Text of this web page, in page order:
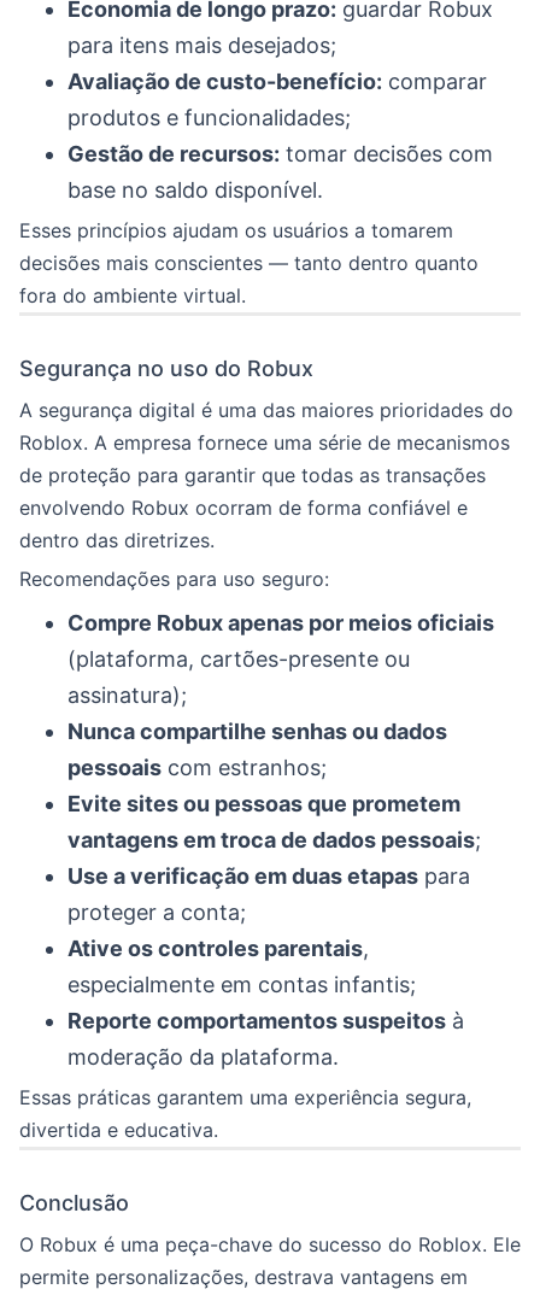
Economia de longo prazo: guardar Robux
para itens mais desejados;
Avaliação de custo-benefício: comparar
produtos e funcionalidades;
Gestão de recursos: tomar decisões com
base no saldo disponível.
Esses princípios ajudam os usuários a tomarem
decisões mais conscientes — tanto dentro quanto
fora do ambiente virtual.
Segurança no uso do Robux
A segurança digital é uma das maiores prioridades do
Roblox. A empresa fornece uma série de mecanismos
de proteção para garantir que todas as transações
envolvendo Robux ocorram de forma confiável e
dentro das diretrizes.
Recomendações para uso seguro:
Compre Robux apenas por meios oficiais
(plataforma, cartões-presente ou
assinatura);
Nunca compartilhe senhas ou dados
pessoais com estranhos;
Evite sites ou pessoas que prometem
vantagens em troca de dados pessoais;
Use a verificação em duas etapas para
proteger a conta;
Ative os controles parentais,
especialmente em contas infantis;
Reporte comportamentos suspeitos à
moderação da plataforma.
Essas práticas garantem uma experiência segura,
divertida e educativa.
Conclusão
O Robux é uma peça-chave do sucesso do Roblox. Ele
permite personalizações, destrava vantagens em